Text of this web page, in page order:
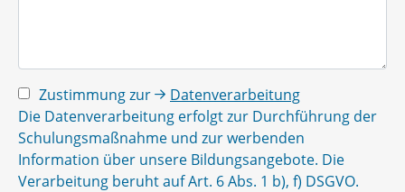
Zustimmung zur
Datenverarbeitung
Die Datenverarbeitung erfolgt zur Durchführung der
Schulungsmaßnahme und zur werbenden
Information über unsere Bildungsangebote. Die
Verarbeitung beruht auf Art. 6 Abs. 1 b), f) DSGVO.